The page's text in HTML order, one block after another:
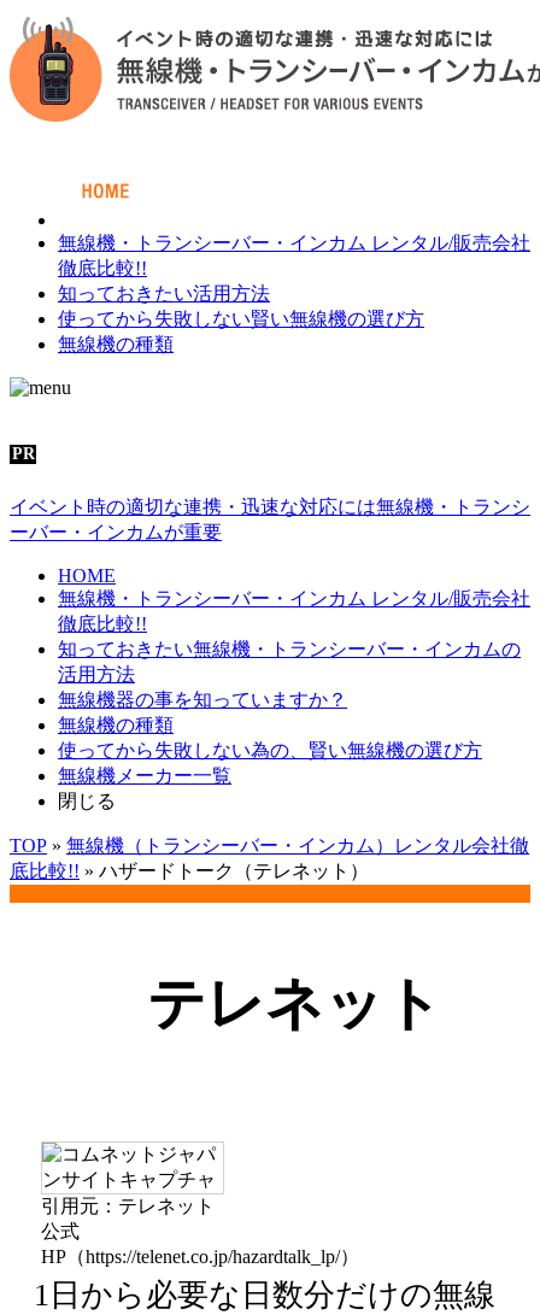
無線機・トランシーバー・インカム レンタル/販売会社
徹底比較!!
知っておきたい活用方法
使ってから失敗しない賢い無線機の選び方
無線機の種類
イベント時の適切な連携・迅速な対応には無線機・トランシ
ーバー・インカムが重要
HOME
無線機・トランシーバー・インカム レンタル/販売会社
徹底比較!!
知っておきたい無線機・トランシーバー・インカムの
活用方法
無線機器の事を知っていますか？
無線機の種類
使ってから失敗しない為の、賢い無線機の選び方
無線機メーカー一覧
閉じる
TOP » 無線機（トランシーバー・インカム）レンタル会社徹
底比較!! » ハザードトーク（テレネット）
テレネット
引用元：テレネット
公式
HP（https://telenet.co.jp/hazardtalk_lp/）
1日から必要な日数分だけの無線